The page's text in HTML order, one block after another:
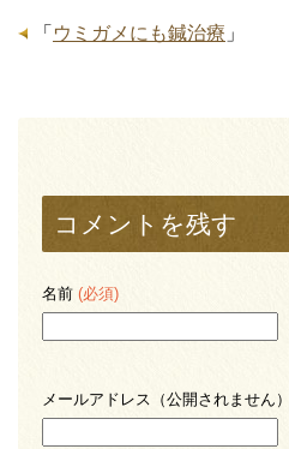
「 ウミガメにも鍼治療 」
コメントを残す
名前 (必須)
メールアドレス（公開されません）